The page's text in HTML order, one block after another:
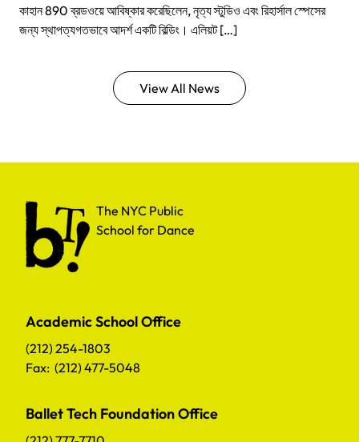
কাহান 890 ব্রডওয়ে আবিষ্কার করেছিলেন, নৃত্য স্টুডিও এবং রিহার্সাল স্পেসের
জন্য স্থাপত্যগতভাবে আদর্শ একটি বিল্ডিং। এলিয়ট […]
View All News
The NYC Public School for Dance
The NYC Public
School for Dance
Academic School Office
(212) 254-1803
Fax: (212) 477-5048
Ballet Tech Foundation Office